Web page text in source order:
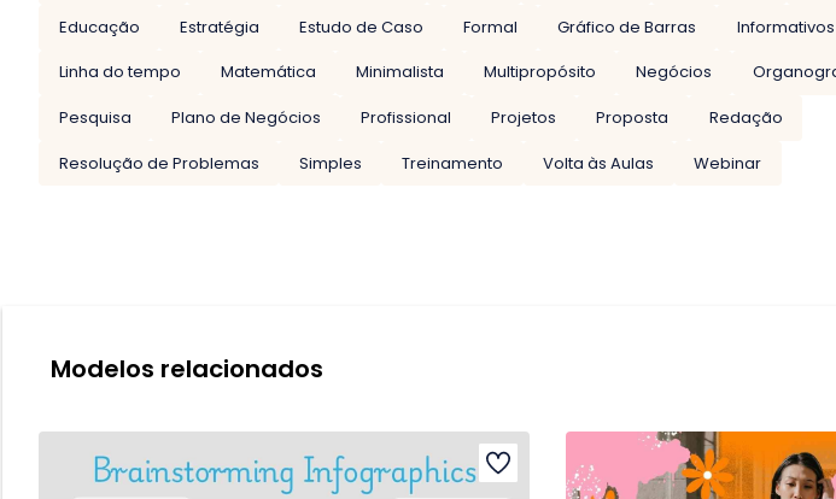
Educação
Estratégia Estudo de Caso Formal Gráfico de Barras
Informativos
Linha do tempo
Matemática Minimalista Multipropósito Negócios
Pesquisa
Plano de Negócios Profissional Projetos Proposta
Redação
Resolução de Problemas
Simples Treinamento Volta às Aulas Webinar
Modelos relacionados